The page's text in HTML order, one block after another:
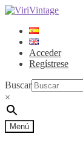
Ir
navegación
Ir
contenido
Acceder
Regístrese
Buscar
×
Menú